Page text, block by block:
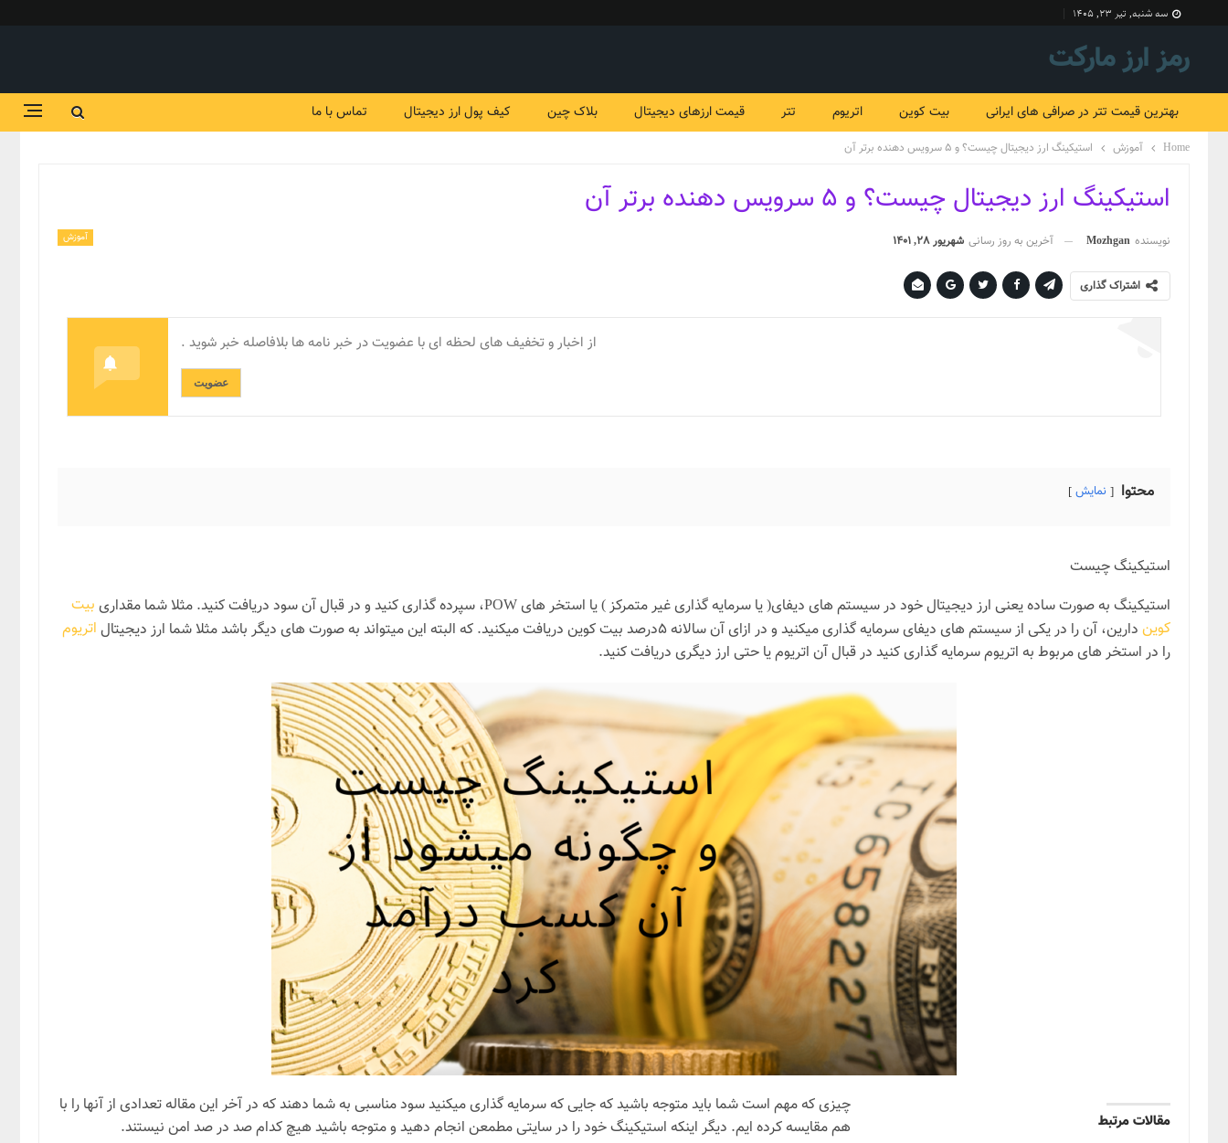
سه شنبه, تیر ۲۳, ۱۴۰۵
رمز ارز مارکت
بهترین قیمت تتر در صرافی های ایرانی بیت کوین اتریوم تتر قیمت ارزهای دیجیتال بلاک چین کیف پول ارز دیجیتال تماس با ما
Home آموزش استیکینگ ارز دیجیتال چیست؟ و 5 سرویس دهنده برتر آن
استیکینگ ارز دیجیتال چیست؟ و ۵ سرویس دهنده برتر آن
آموزش نویسنده Mozhgan آخرین به روز رسانی شهریور 28, 1401
اشتراک گذاری
از اخبار و تخفیف های لحظه ای با عضویت در خبر نامه ها بلافاصله خبر شوید .
عضویت
محتوا نمایش
استیکینگ چیست
استیکینگ به صورت ساده یعنی ارز دیجیتال خود در سیستم های دیفای( یا سرمایه گذاری غیر متمرکز ) یا استخر های POW، سپرده گذاری کنید و در قبال آن سود دریافت کنید. مثلا شما مقداری
بیت
کوین دارین، آن را در یکی از سیستم های دیفای سرمایه گذاری میکنید و در ازای آن سالانه ۵درصد بیت کوین دریافت میکنید. که البته این میتواند به صورت های دیگر باشد مثلا شما ارز دیجیتال
اتریوم
را در استخر های مربوط به اتریوم سرمایه گذاری کنید در قبال آن اتریوم یا حتی ارز دیگری دریافت کنید.
مقالات مرتبط
چیزی که مهم است شما باید متوجه باشید که جایی که سرمایه گذاری میکنید سود مناسبی به شما دهند که در آخر این مقاله تعدادی از آنها را با
هم مقایسه کرده ایم. دیگر اینکه استیکینگ خود را در سایتی مطمعن انجام دهید و متوجه باشید هیچ کدام صد در صد امن نیستند.